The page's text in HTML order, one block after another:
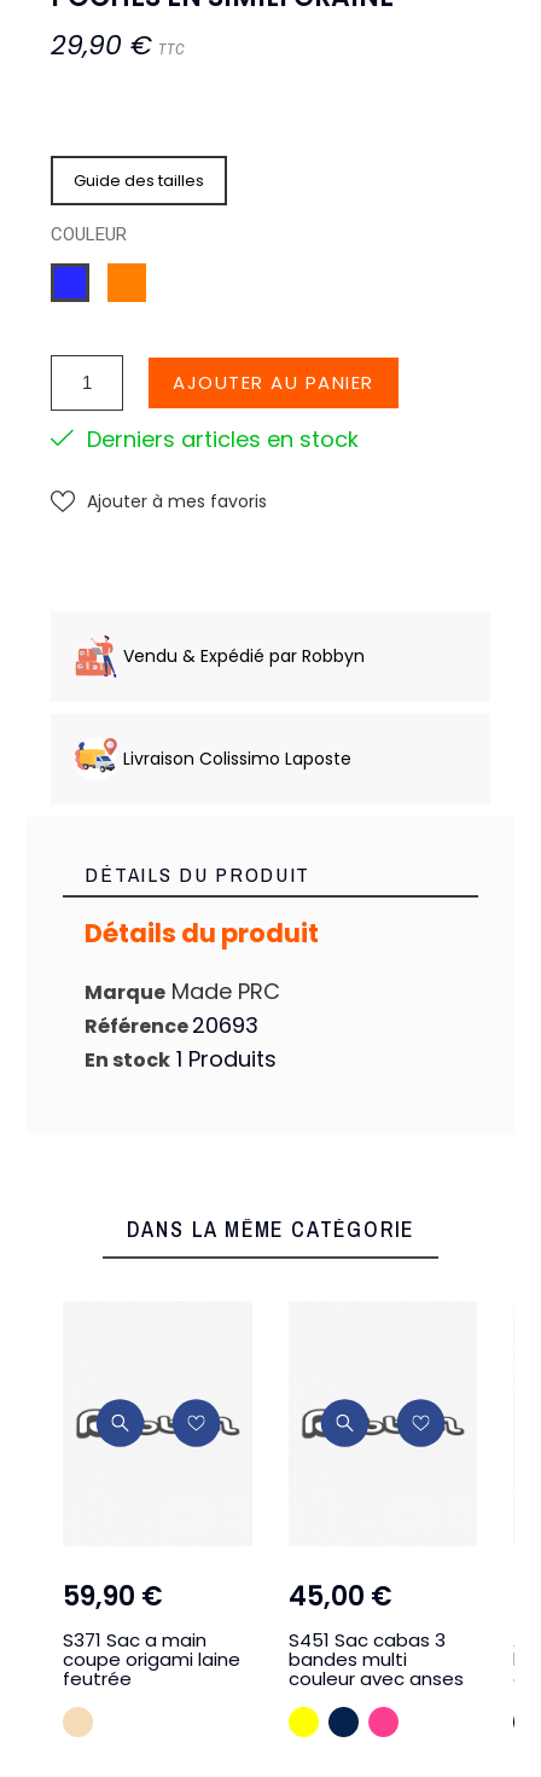
29,90 € TTC
Guide des tailles
COULEUR
AJOUTER AU PANIER
Derniers articles en stock
Ajouter à mes favoris
Vendu & Expédié par Robbyn
Livraison Colissimo Laposte
DÉTAILS DU PRODUIT
Détails du produit
Marque Made PRC
Référence20693
En stock 1 Produits
DANS LA MÊME CATÉGORIE
59,90 €
S371 Sac a main
coupe origami laine
feutrée
Beige
45,00 €
S451 Sac cabas 3
bandes multi
couleur avec anses
JAUNEMARINEFUSHIA